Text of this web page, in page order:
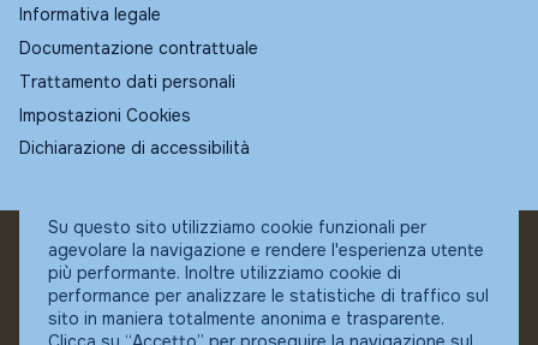
Informativa legale
Documentazione contrattuale
Trattamento dati personali
Impostazioni Cookies
Dichiarazione di accessibilità
© Fundstore
Collocatore autorizzato:
Banca Ifigest SpA
P.Iva: 04337180485
Su questo sito utilizziamo cookie funzionali per
agevolare la navigazione e rendere l'esperienza utente
più performante. Inoltre utilizziamo cookie di
performance per analizzare le statistiche di traffico sul
sito in maniera totalmente anonima e trasparente.